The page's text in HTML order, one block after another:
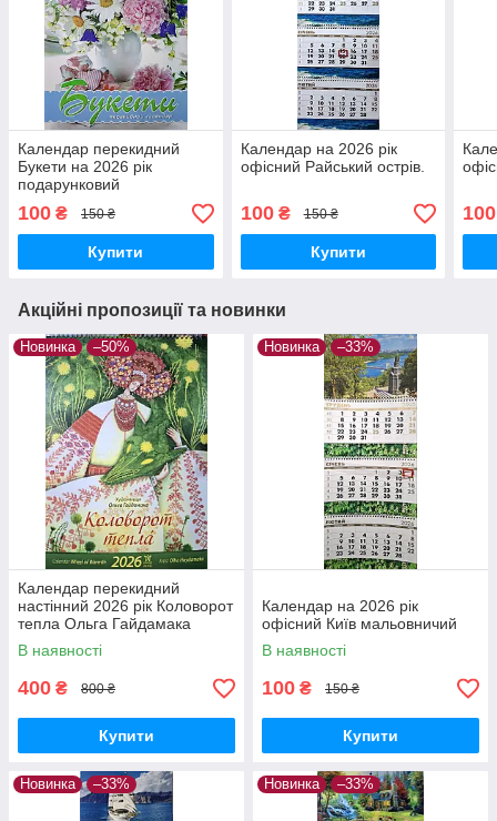
Календар перекидний
Букети на 2026 рік
подарунковий
100 ₴ 150 ₴
Купити
Календар на 2026 рік
офісний Райський острів.
100₴ 150 ₴
Купити
100
Акційні пропозиції та новинки
Новинка –50%
Календар перекидний
настінний 2026 рік Коловорот
тепла Ольга Гайдамака
В наявності
400 ₴ 800 ₴
Купити
Новинка –33%
Календар на 2026 рік
офісний Київ мальовничий
В наявності
100 ₴ 150 ₴
Купити
Новинка –33% Новинка –33%